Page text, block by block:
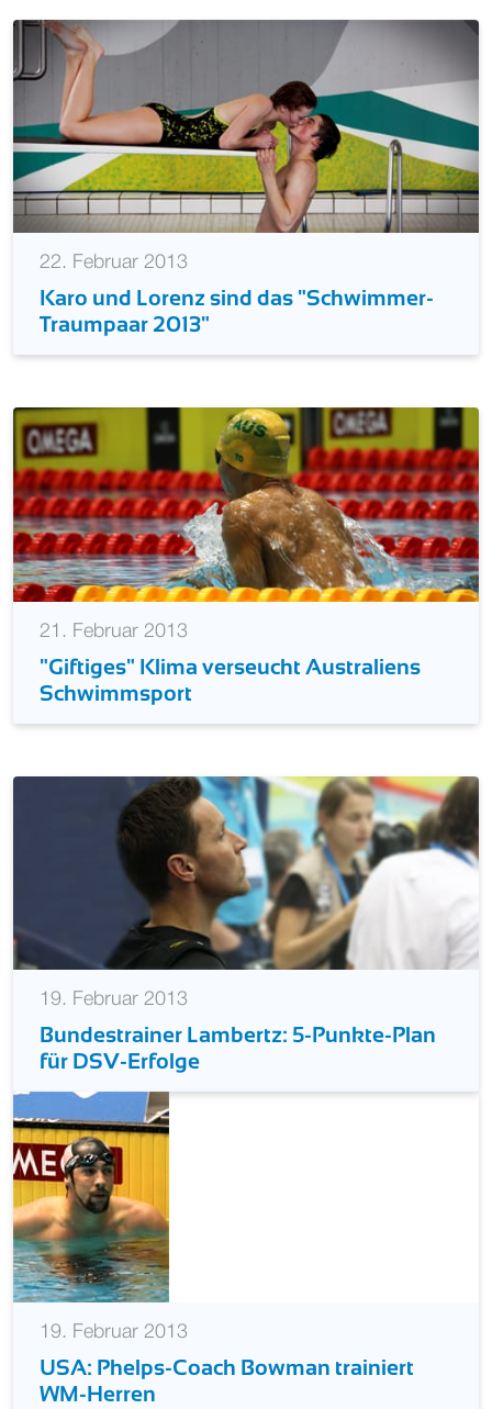
22. Februar 2013
Karo und Lorenz sind das "Schwimmer-
Traumpaar 2013"
21. Februar 2013
"Giftiges" Klima verseucht Australiens
Schwimmsport
19. Februar 2013
Bundestrainer Lambertz: 5-Punkte-Plan
für DSV-Erfolge
19. Februar 2013
USA: Phelps-Coach Bowman trainiert
WM-Herren